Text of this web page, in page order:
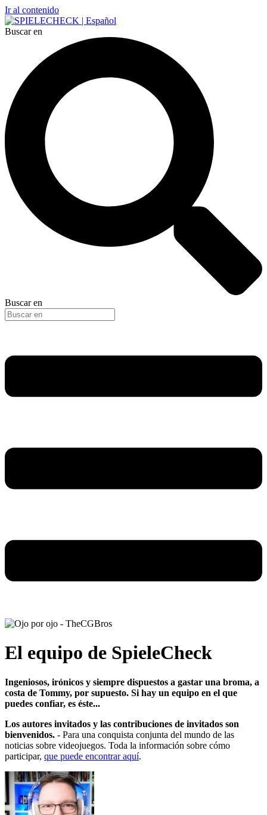
Ir al contenido
Buscar en
Buscar en
El equipo de SpieleCheck
Ingeniosos, irónicos y siempre dispuestos a gastar una broma, a
costa de Tommy, por supuesto. Si hay un equipo en el que
puedes confiar, es éste...
Los autores invitados y las contribuciones de invitados son
bienvenidos. - Para una conquista conjunta del mundo de las
noticias sobre videojuegos. Toda la información sobre cómo
participar, que puede encontrar aquí.